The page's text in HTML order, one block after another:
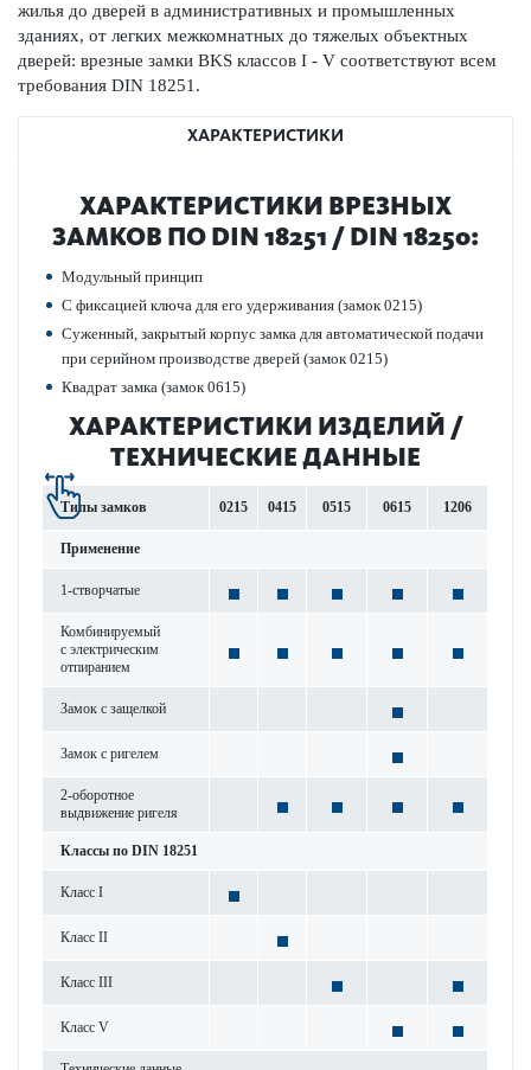
жилья до дверей в админис­трат­ивных и промыш­ленных
зданиях, от легких межкомнатных до тяжелых объектных
дверей: врезные замки BKS классов I - V соответствуют всем
требования DIN 18251.
ХАРАКТЕРИСТИКИ
ХАР­АКТЕР­И­С­ТИКИ ВРЕЗНЫХ
ЗАМКОВ ПО DIN 18251 / DIN 18250:
Модульный принцип
С фиксацией ключа для его удерживания (замок 0215)
Суженный, закрытый корпус замка для автом­ат­ической подачи
при сер­ийном произ­в­о­дстве дверей (замок 0215)
Квадрат замка (замок 0615)
ХАР­АКТЕР­И­С­ТИКИ ИЗДЕЛИЙ /
ТЕХНИЧЕСКИЕ ДАННЫЕ
Типы замков 0215 0415 0515 0615 1206
Применение
1-створ­чатые
Комб­инируемый
с электрическим
отпиранием
Замок с защелкой
Замок с риг­елем
2-обор­отное
выдвижение ригеля
Классы по DIN 18251
Класс I
Класс II
Класс III
Класс V